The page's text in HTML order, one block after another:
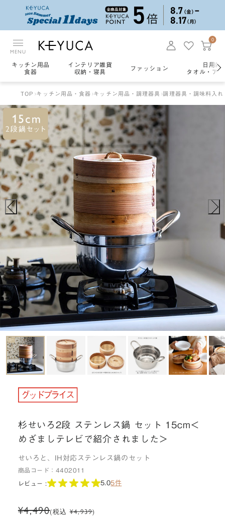
MENU
0
キッチン用品
食器
インテリア雑貨
収納・寝具
ファッション
日用雑
タオル・ア
TOP キッチン用品・食器 キッチン用品・調理器具 調理器具・調味料入れ
杉せいろ2段 ステンレス鍋 セット 15cm＜
めざましテレビで紹介されました＞
せいろと、IH対応ステンレス鍋のセット
商品コード： 4402011
レビュー : 5.05件
¥4,490(税込¥4,939)